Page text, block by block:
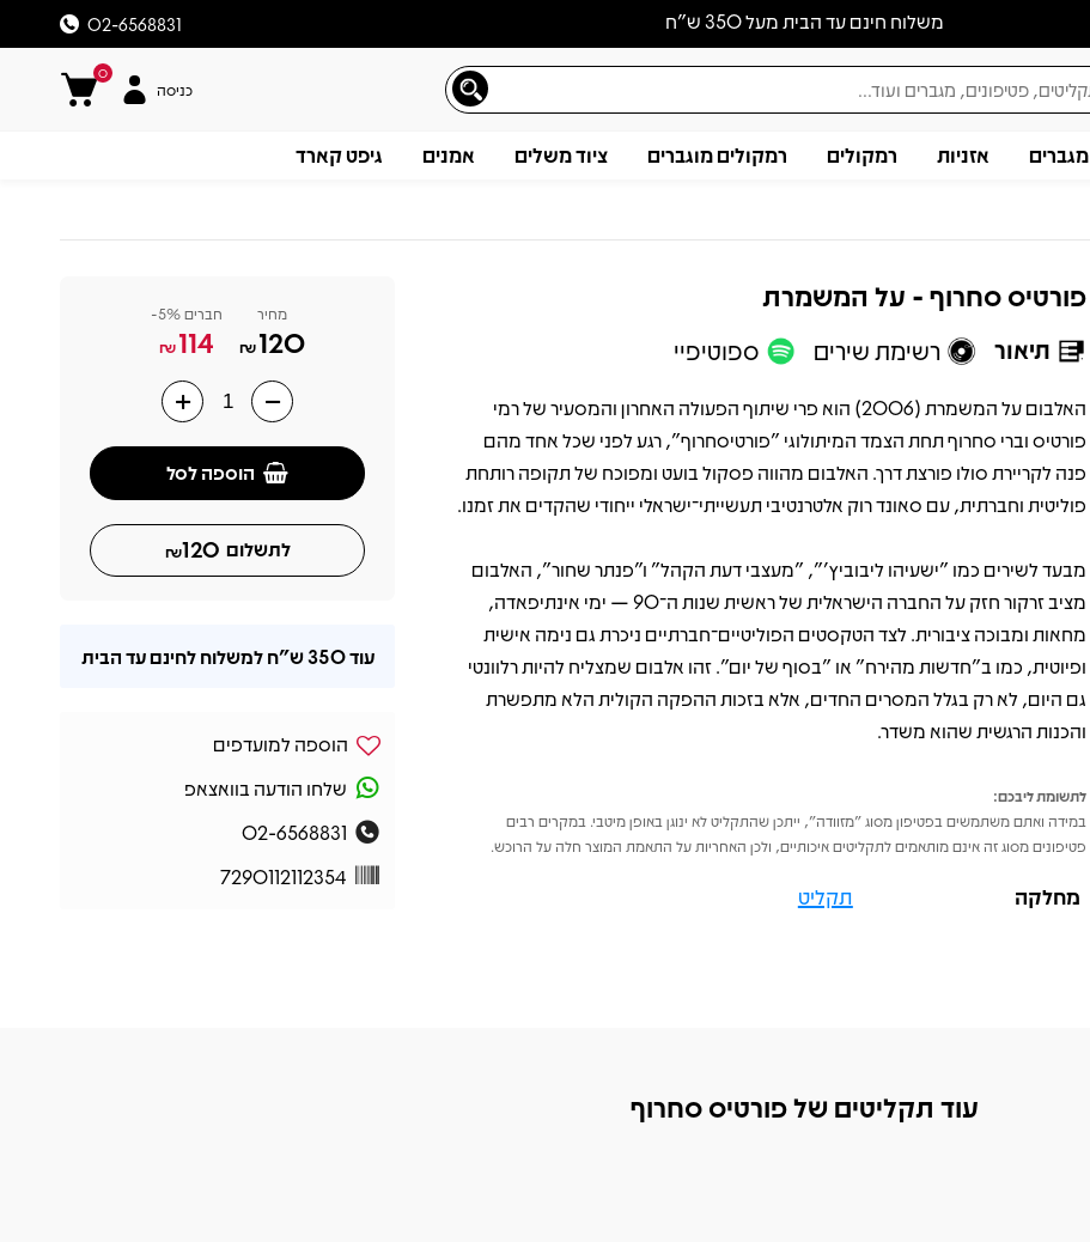
משלוח חינם עד הבית מעל 350 ש״ח 02-6568831
0
כניסה
מגברים אזניות רמקולים רמקולים מוגברים ציוד משלים אמנים גיפט קארד
פורטיס סחרוף - על המשמרת
תיאור רשימת שירים ספוטיפיי
תיאורהאלבום על המשמרת (2006) הוא פרי שיתוף הפעולה האחרון והמסעיר של רמי
פורטיס וברי סחרוף תחת הצמד המיתולוגי "פורטיסחרוף", רגע לפני שכל אחד מהם
פנה לקריירת סולו פורצת דרך. האלבום מהווה פסקול בועט ומפוכח של תקופה רותחת
פוליטית וחברתית, עם סאונד רוק אלטרנטיבי תעשייתי־ישראלי ייחודי שהקדים את זמנו.
מבעד לשירים כמו "ישעיהו ליבוביץ’", "מעצבי דעת הקהל" ו"פנתר שחור", האלבום
מציב זרקור חזק על החברה הישראלית של ראשית שנות ה־90 — ימי אינתיפאדה,
מחאות ומבוכה ציבורית. לצד הטקסטים הפוליטיים־חברתיים ניכרת גם נימה אישית
ופיוטית, כמו ב"חדשות מהירח" או "בסוף של יום". זהו אלבום שמצליח להיות רלוונטי
גם היום, לא רק בגלל המסרים החדים, אלא בזכות ההפקה הקולית הלא מתפשרת
והכנות הרגשית שהוא משדר.
לתשומת ליבכם:
במידה ואתם משתמשים בפטיפון מסוג "מזוודה", ייתכן שהתקליט לא ינוגן באופן מיטבי. במקרים רבים
פטיפונים מסוג זה אינם מותאמים לתקליטים איכותיים, ולכן האחריות על התאמת המוצר חלה על הרוכש.
מחלקה תקליט
מחיר
120
₪
חברים 5%-
114
₪
הוספה לסל
לתשלום 120
₪
עוד350 ש"ח למשלוח לחינם עד הבית
הוספה למועדפים
שלחו הודעה בוואצאפ
02-6568831
7290112112354
עוד תקליטים של פורטיס סחרוף